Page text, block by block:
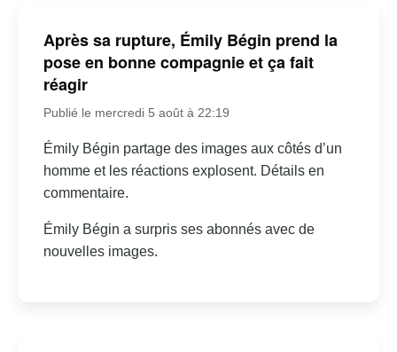
Après sa rupture, Émily Bégin prend la
pose en bonne compagnie et ça fait
réagir
Publié le mercredi 5 août à 22:19
Émily Bégin partage des images aux côtés d’un
homme et les réactions explosent. Détails en
commentaire.
Émily Bégin a surpris ses abonnés avec de
nouvelles images.